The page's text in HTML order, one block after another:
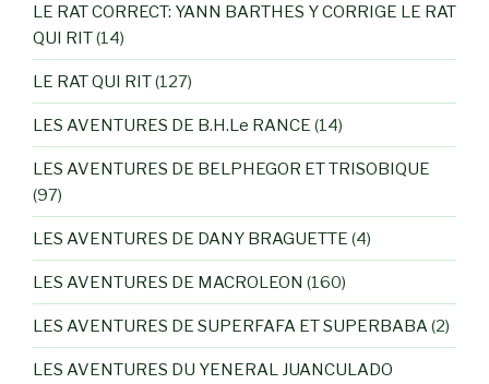
LE RAT CORRECT: YANN BARTHES Y CORRIGE LE RAT
QUI RIT(14)
LE RAT QUI RIT(127)
LES AVENTURES DE B.H.Le RANCE (14)
LES AVENTURES DE BELPHEGOR ET TRISOBIQUE
(97)
LES AVENTURES DE DANY BRAGUETTE (4)
LES AVENTURES DE MACROLEON (160)
LES AVENTURES DE SUPERFAFA ET SUPERBABA(2)
LES AVENTURES DU YENERAL JUANCULADO